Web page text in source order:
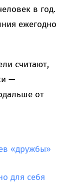
в год.
ежегодно
считают,
—
от
«дружбы»
для себя